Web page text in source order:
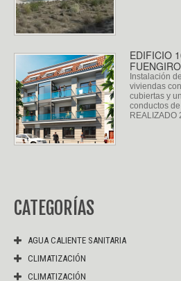
EDIFICIO
Instalación
viviendas
cubiertas y
conductos
REALIZADO
CATEGORÍAS
AGUA CALIENTE SANITARIA
CLIMATIZACIÓN
CLIMATIZACIÓN